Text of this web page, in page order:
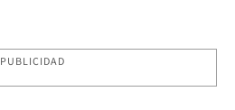
PUBLICIDAD